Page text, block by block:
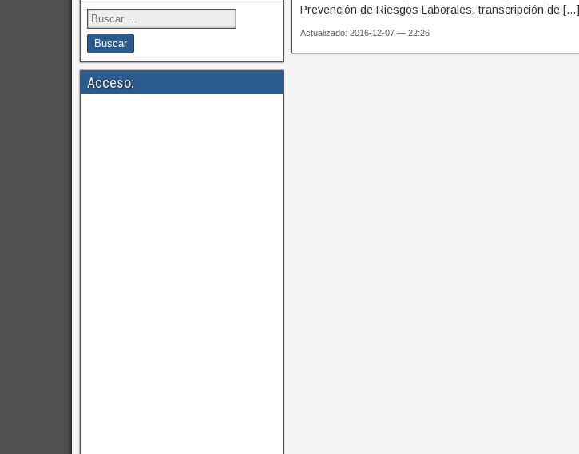
Prevención de Riesgos Laborales, transcripción de […]
Actualizado: 2016-12-07 — 22:26
Acceso: